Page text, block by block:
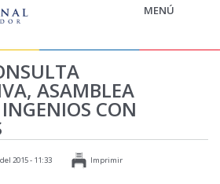
MENÚ
ASAMBLEA
CON
2015 - 11:33 Imprimir